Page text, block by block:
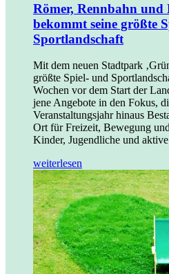
Römer, Rennbahn und
bekommt seine größte
Sportlandschaft
Mit dem neuen Stadtpark
größte Spiel- und
Wochen vor dem Start der
jene Angebote in den Fokus,
Veranstaltungsjahr hinaus
Ort für Freizeit, Bewegung
Kinder, Jugendliche und
weiterlesen